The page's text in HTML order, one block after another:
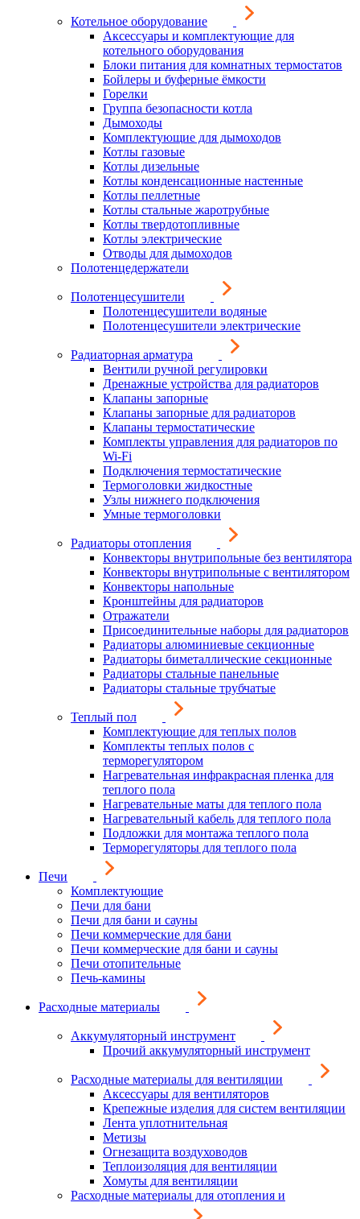
Котельное оборудование
Аксессуары и комплектующие для
котельного оборудования
Блоки питания для комнатных термостатов
Бойлеры и буферные ёмкости
Горелки
Группа безопасности котла
Дымоходы
Комплектующие для дымоходов
Котлы газовые
Котлы дизельные
Котлы конденсационные настенные
Котлы пеллетные
Котлы стальные жаротрубные
Котлы твердотопливные
Котлы электрические
Отводы для дымоходов
Полотенцедержатели
Полотенцесушители
Полотенцесушители водяные
Полотенцесушители электрические
Радиаторная арматура
Вентили ручной регулировки
Дренажные устройства для радиаторов
Клапаны запорные
Клапаны запорные для радиаторов
Клапаны термостатические
Комплекты управления для радиаторов по
Wi-Fi
Подключения термостатические
Термоголовки жидкостные
Узлы нижнего подключения
Умные термоголовки
Радиаторы отопления
Конвекторы внутрипольные без вентилятора
Конвекторы внутрипольные с вентилятором
Конвекторы напольные
Кронштейны для радиаторов
Отражатели
Присоединительные наборы для радиаторов
Радиаторы алюминиевые секционные
Радиаторы биметаллические секционные
Радиаторы стальные панельные
Радиаторы стальные трубчатые
Теплый пол
Комплектующие для теплых полов
Комплекты теплых полов с
терморегулятором
Нагревательная инфракрасная пленка для
теплого пола
Нагревательные маты для теплого пола
Нагревательный кабель для теплого пола
Подложки для монтажа теплого пола
Терморегуляторы для теплого пола
Печи
Комплектующие
Печи для бани
Печи для бани и сауны
Печи коммерческие для бани
Печи коммерческие для бани и сауны
Печи отопительные
Печь-камины
Расходные материалы
Аккумуляторный инструмент
Прочий аккумуляторный инструмент
Расходные материалы для вентиляции
Аксессуары для вентиляторов
Крепежные изделия для систем вентиляции
Лента уплотнительная
Метизы
Огнезащита воздуховодов
Теплоизоляция для вентиляции
Хомуты для вентиляции
Расходные материалы для отопления и